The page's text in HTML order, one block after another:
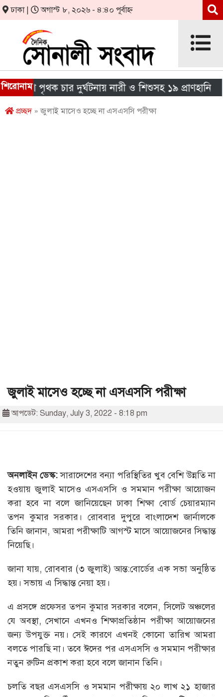
ঢাকা | অগাস্ট ৮, ২০২৬ - ৪:৪০ পূর্বাহ্ন
শিরোনাম
পৃথক চার দুর্ঘটনায় নারী ও শিশুসহ ১৯ প্রাণহানি
প্রচ্ছদ» জুলাই মাসেও হচ্ছে না এসএসসি পরীক্ষা
জুলাই মাসেও হচ্ছে না এসএসসি পরীক্ষা
আপডেট: Sunday, July 3, 2022 - 8:18 pm
অনলাইন ডেস্ক:সারাদেশের বন্যা পরিস্থিতির খুব বেশি উন্নতি না
হওয়ায় জুলাই মাসেও এসএসসি ও সমমান পরীক্ষা আয়োজন
করা হবে না বলে জানিয়েছেন ঢাকা শিক্ষা বোর্ড চেয়ারম্যান
তপন কুমার সরকার। রোববার দুপুরে বাংলাদেশ জার্নালকে
তিনি জানান, আমরা পরীক্ষাটি আগস্ট মাসে আয়োজনের সিদ্ধান্ত
নিয়েছি।
জানা যায়, রোববার (৩ জুলাই) আন্ত:বোর্ডের এক সভা অনুষ্ঠিত
হয়। সভায় এ সিদ্ধান্ত নেয়া হয়।
এ প্রসঙ্গে প্রফেসর তপন কুমার সরকার বলেন, সিলেট অঞ্চলের
যে অবস্থা, সেখানে এখনও শিক্ষাপ্রতিষ্ঠান পরীক্ষা আয়োজনের
জন্য উপযুক্ত নয়। সেই কারণে এখনই কোনো তারিখ আমরা
বলতে পারছি না। তবে ঈদের পর এসএসসি ও সমমান পরীক্ষার
নতুন রুটিন প্রকাশ করা হবে বলে জানান তিনি।
চলতি বছর এসএসসি ও সমমান পরীক্ষায় ২০ লাখ ২১ হাজার